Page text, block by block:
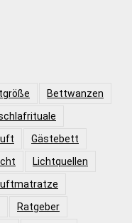
Bettwanzen
Gästebett
Lichtquellen
Ratgeber